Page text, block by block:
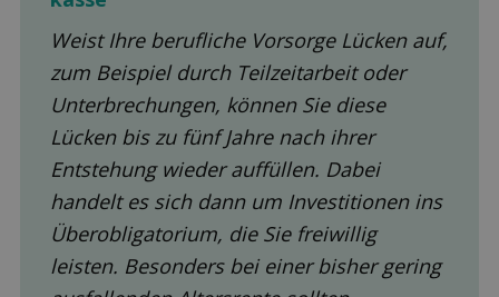
Weist Ihre berufliche Vorsorge Lücken auf,
zum Beispiel durch Teilzeitarbeit oder
Unterbrechungen, können Sie diese
Lücken bis zu fünf Jahre nach ihrer
Entstehung wieder auffüllen. Dabei
handelt es sich dann um Investitionen ins
Überobligatorium, die Sie freiwillig
leisten. Besonders bei einer bisher gering